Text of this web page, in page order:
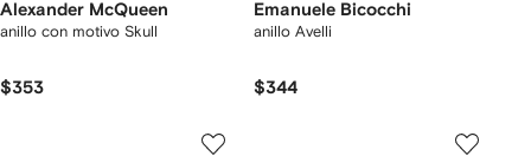
Alexander McQueen
anillo con motivo Skull
$353
Emanuele Bicocchi
anillo Avelli
$344